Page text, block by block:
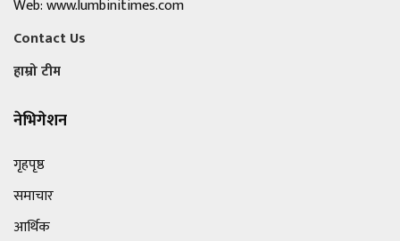
Web: www.lumbinitimes.com
Contact Us
हाम्रो टीम
नेभिगेशन
गृहपृष्ठ
समाचार
आर्थिक